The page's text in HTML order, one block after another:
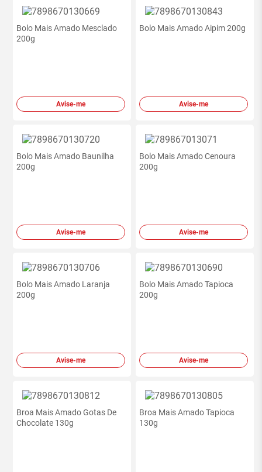
Bolo Mais Amado Mesclado
200g
Avise-me
Bolo Mais Amado Aipim 200g
Avise-me
Bolo Mais Amado Baunilha
200g
Avise-me
Bolo Mais Amado Cenoura
200g
Avise-me
Bolo Mais Amado Laranja
200g
Avise-me
Bolo Mais Amado Tapioca
200g
Avise-me
Broa Mais Amado Gotas De
Chocolate 130g
Broa Mais Amado Tapioca
130g